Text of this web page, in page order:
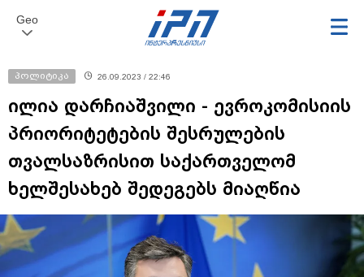
Geo
პოლიტიკა 26.09.2023 / 22:46
ილია დარჩიაშვილი - ევროკომისიის
პრიორიტეტების შესრულების
თვალსაზრისით საქართველომ
ხელშესახებ შედეგებს მიაღწია